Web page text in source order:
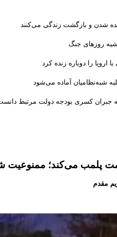
شدن و بازگشت زندگی می‌کنند
روزهای جنگ
اروپا را دوباره زنده کرد
شبه‌نظامیان آماده می‌شود
جبران کسری بودجه دولت مرتبط
پلمب می‌کند؛ ممنوعیت
مقدم